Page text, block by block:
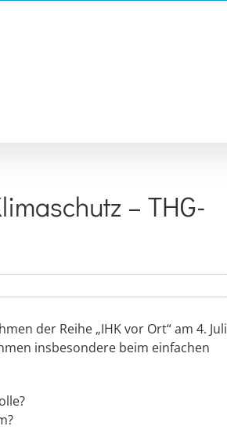
– THG-
der Reihe „IHK vor Ort“ am 4. Juli
insbesondere beim einfachen